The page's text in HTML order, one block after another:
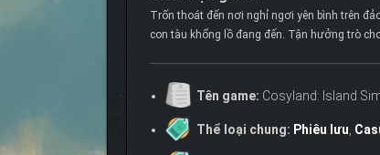
Trốn thoát đến nơi nghỉ ngơi yên bình trên
con tàu khổng lồ đang đến. Tận hưởng trò
Tên game: Cosyland: Island
Thể loại chung: Phiêu lưu